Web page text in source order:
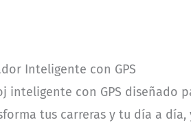
Inteligente con GPS
inteligente con GPS diseñado
tus carreras y tu día a